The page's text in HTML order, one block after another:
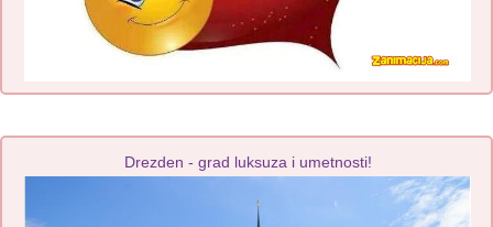
Drezden - grad luksuza i umetnosti!